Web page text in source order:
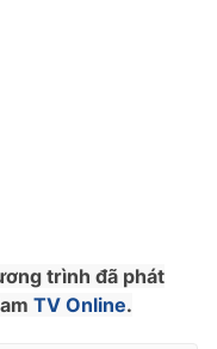
trình đã phát
TV Online.